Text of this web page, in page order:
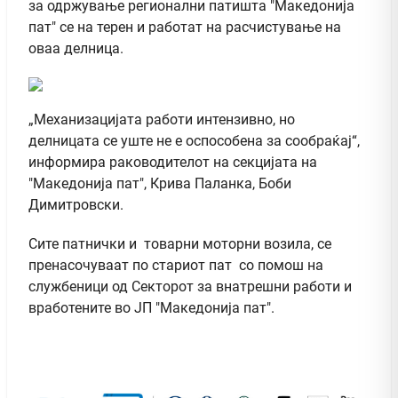
за одржување регионални патишта "Македонија
пат" се на терен и работат на расчистување на
оваа делница.
„Механизацијата работи интензивно, но
делницата се уште не е оспособена за сообраќај“,
информира раководителот на секцијата на
"Македонија пат", Крива Паланка, Боби
Димитровски.
Сите патнички и товарни моторни возила, се
пренасочуваат по стариот пат со помош на
службеници од Секторот за внатрешни работи и
вработените во ЈП "Македонија пат".